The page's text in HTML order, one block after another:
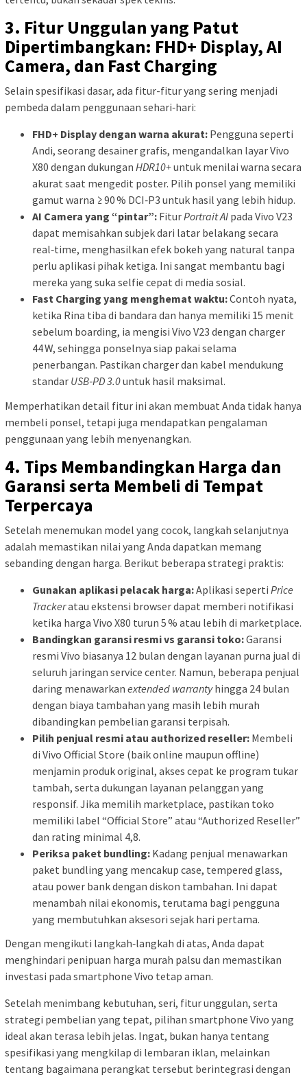
3. Fitur Unggulan yang Patut
Dipertimbangkan: FHD+ Display, AI
Camera, dan Fast Charging
Selain spesifikasi dasar, ada fitur-fitur yang sering menjadi
pembeda dalam penggunaan sehari‑hari:
FHD+ Display dengan warna akurat: Pengguna seperti
Andi, seorang desainer grafis, mengandalkan layar Vivo
X80 dengan dukungan HDR10+untuk menilai warna secara
akurat saat mengedit poster. Pilih ponsel yang memiliki
gamut warna ≥ 90 % DCI‑P3 untuk hasil yang lebih hidup.
AI Camera yang “pintar”: FiturPortrait AI pada Vivo V23
dapat memisahkan subjek dari latar belakang secara
real‑time, menghasilkan efek bokeh yang natural tanpa
perlu aplikasi pihak ketiga. Ini sangat membantu bagi
mereka yang suka selfie cepat di media sosial.
Fast Charging yang menghemat waktu:Contoh nyata,
ketika Rina tiba di bandara dan hanya memiliki 15 menit
sebelum boarding, ia mengisi Vivo V23 dengan charger
44 W, sehingga ponselnya siap pakai selama
penerbangan. Pastikan charger dan kabel mendukung
standar USB‑PD 3.0untuk hasil maksimal.
Memperhatikan detail fitur ini akan membuat Anda tidak hanya
membeli ponsel, tetapi juga mendapatkan pengalaman
penggunaan yang lebih menyenangkan.
4. Tips Membandingkan Harga dan
Garansi serta Membeli di Tempat
Terpercaya
Setelah menemukan model yang cocok, langkah selanjutnya
adalah memastikan nilai yang Anda dapatkan memang
sebanding dengan harga. Berikut beberapa strategi praktis:
Gunakan aplikasi pelacak harga:Aplikasi seperti Price
Trackeratau ekstensi browser dapat memberi notifikasi
ketika harga Vivo X80 turun 5 % atau lebih di marketplace.
Bandingkan garansi resmi vs garansi toko:Garansi
resmi Vivo biasanya 12 bulan dengan layanan purna jual di
seluruh jaringan service center. Namun, beberapa penjual
daring menawarkan extended warrantyhingga 24 bulan
dengan biaya tambahan yang masih lebih murah
dibandingkan pembelian garansi terpisah.
Pilih penjual resmi atau authorized reseller: Membeli
di Vivo Official Store (baik online maupun offline)
menjamin produk original, akses cepat ke program tukar
tambah, serta dukungan layanan pelanggan yang
responsif. Jika memilih marketplace, pastikan toko
memiliki label “Official Store” atau “Authorized Reseller”
dan rating minimal 4,8.
Periksa paket bundling: Kadang penjual menawarkan
paket bundling yang mencakup case, tempered glass,
atau power bank dengan diskon tambahan. Ini dapat
menambah nilai ekonomis, terutama bagi pengguna
yang membutuhkan aksesori sejak hari pertama.
Dengan mengikuti langkah‑langkah di atas, Anda dapat
menghindari penipuan harga murah palsu dan memastikan
investasi pada smartphone Vivo tetap aman.
Setelah menimbang kebutuhan, seri, fitur unggulan, serta
strategi pembelian yang tepat, pilihan smartphone Vivo yang
ideal akan terasa lebih jelas. Ingat, bukan hanya tentang
spesifikasi yang mengkilap di lembaran iklan, melainkan
tentang bagaimana perangkat tersebut berintegrasi dengan